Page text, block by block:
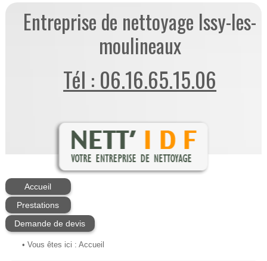
Entreprise de nettoyage Issy-les-
moulineaux
Tél : 06.16.65.15.06
Accueil
Prestations
Demande de devis
• Vous êtes ici : Accueil